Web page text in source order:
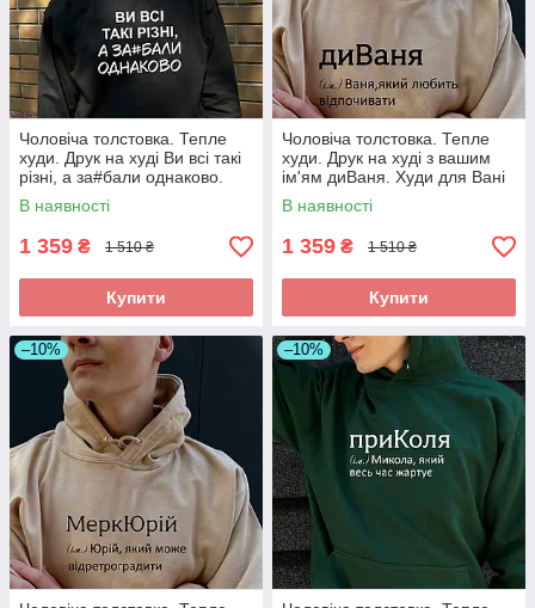
Чоловіча толстовка. Тепле
худи. Друк на худі Ви всі такі
різні, а за#бали однаково.
В наявності
1 359 ₴ 1 510 ₴
Купити
Чоловіча толстовка. Тепле
худи. Друк на худі з вашим
ім'ям диВаня. Худи для Вані
(Івана)
В наявності
1 359 ₴ 1 510 ₴
Купити
–10% –10%